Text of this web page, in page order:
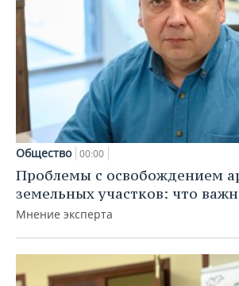
Общество 00:00
Проблемы с освобождением
земельных участков: что
Мнение эксперта